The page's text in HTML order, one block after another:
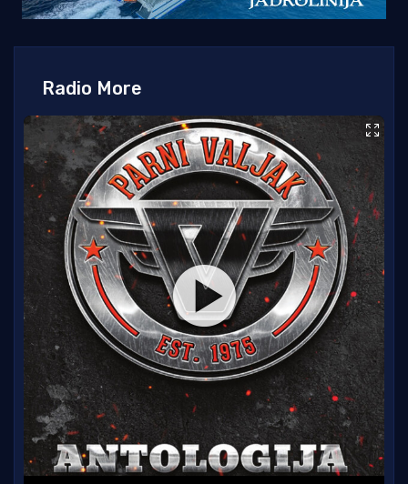
Radio More